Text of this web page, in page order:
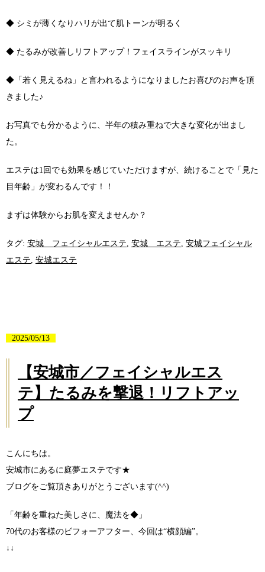
◆ シミが薄くなりハリが出て肌トーンが明るく
◆ たるみが改善しリフトアップ！フェイスラインがスッキリ
◆「若く見えるね」と言われるようになりましたお喜びのお声を頂
きました♪
お写真でも分かるように、半年の積み重ねで大きな変化が出まし
た。
エステは1回でも効果を感じていただけますが、続けることで「見た
目年齢」が変わるんです！！
まずは体験からお肌を変えませんか？
タグ: 安城 フェイシャルエステ 安城 エステ 安城フェイシャル
エステ 安城エステ
2025/05/13
【安城市／フェイシャルエス
テ】たるみを撃退！リフトアッ
プ
こんにちは。
安城市にあるに庭夢エステです★
ブログをご覧頂きありがとうございます(^^)
「年齢を重ねた美しさに、魔法を◆」
70代のお客様のビフォーアフター、今回は“横顔編”。
↓↓